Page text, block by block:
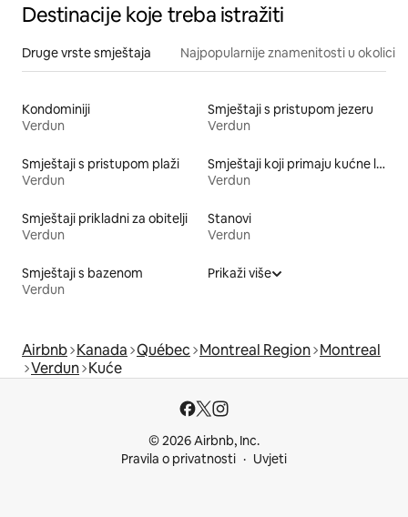
Destinacije koje treba istražiti
Druge vrste smještaja Najpopularnije znamenitosti u okolici
Kondominiji
Verdun
Smještaji s pristupom jezeru
Verdun
Smještaji s pristupom plaži
Verdun
Smještaji koji primaju kućne ljubimce
Verdun
Smještaji prikladni za obitelji
Verdun
Stanovi
Verdun
Smještaji s bazenom
Verdun
Prikaži više
Airbnb Kanada Québec Montreal Region Montreal
Verdun Kuće
© 2026 Airbnb, Inc.
Pravila o privatnosti
Uvjeti